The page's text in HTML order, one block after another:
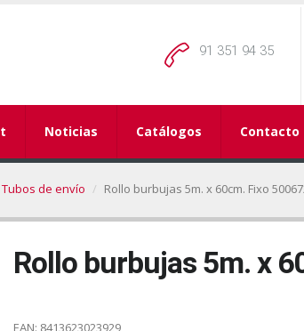
91 351 94 35
Noticias Catálogos Contacto
de envío Rollo burbujas 5m. x 60cm. Fixo
Rollo burbujas 5m. x
EAN: 8413623023929